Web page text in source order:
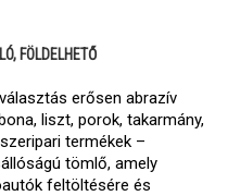
FÖLDELHETŐ
erősen abrazív
liszt, porok, takarmány,
termékek –
tömlő, amely
feltöltésére és